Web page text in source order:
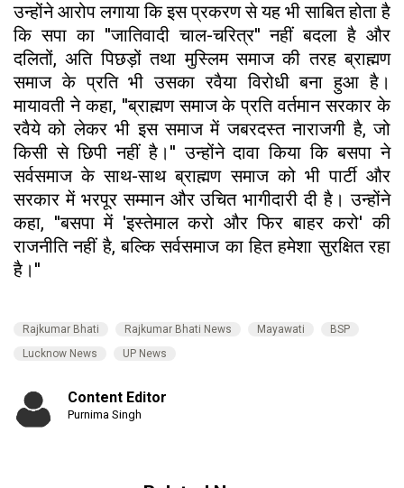
उन्होंने आरोप लगाया कि इस प्रकरण से यह भी साबित होता है
कि सपा का ''जातिवादी चाल-चरित्र'' नहीं बदला है और
दलितों, अति पिछड़ों तथा मुस्लिम समाज की तरह ब्राह्मण
समाज के प्रति भी उसका रवैया विरोधी बना हुआ है।
मायावती ने कहा, ''ब्राह्मण समाज के प्रति वर्तमान सरकार के
रवैये को लेकर भी इस समाज में जबरदस्त नाराजगी है, जो
किसी से छिपी नहीं है।'' उन्होंने दावा किया कि बसपा ने
सर्वसमाज के साथ-साथ ब्राह्मण समाज को भी पार्टी और
सरकार में भरपूर सम्मान और उचित भागीदारी दी है। उन्होंने
कहा, ''बसपा में 'इस्तेमाल करो और फिर बाहर करो' की
राजनीति नहीं है, बल्कि सर्वसमाज का हित हमेशा सुरक्षित रहा
है।''
Rajkumar Bhati Rajkumar Bhati News Mayawati
BSP
Lucknow News
UP News
Content Editor
Purnima Singh